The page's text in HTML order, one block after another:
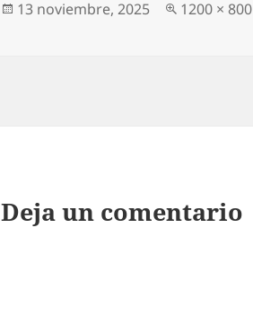
Publicado
13 noviembre, 2025
Tamaño
1200 × 800
Deja un comentario